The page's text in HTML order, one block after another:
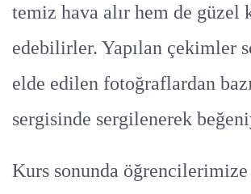
temiz hava alır hem de güzel
edebilirler. Yapılan çekimler
elde edilen fotoğraflardan
sergisinde sergilenerek
Kurs sonunda öğrencilerimize